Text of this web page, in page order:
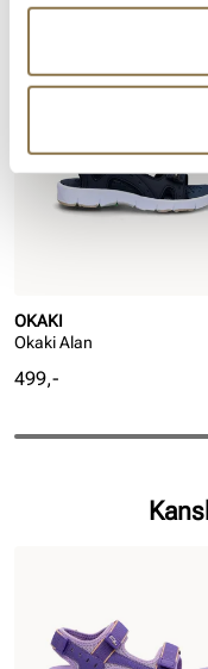
Hælhøyde:30 mm
OKAKI
Okaki Alan
Pris
499,-